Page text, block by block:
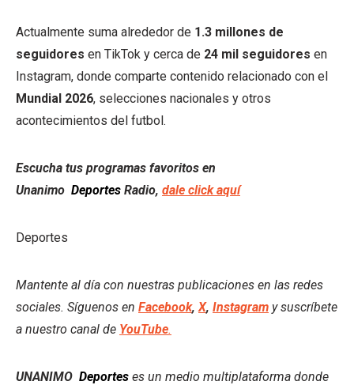
Actualmente suma alrededor de 1.3 millones de
seguidores en TikTok y cerca de 24 mil seguidores en
Instagram, donde comparte contenido relacionado con el
Mundial 2026, selecciones nacionales y otros
acontecimientos del futbol.
Escucha tus programas favoritos en
Unanimo Deportes Radio, dale click aquí
Deportes
Mantente al día con nuestras publicaciones en las redes
sociales. Síguenos en Facebook,X, Instagram y suscríbete
a nuestro canal de YouTube.
UNANIMO Deportes es un medio multiplataforma donde